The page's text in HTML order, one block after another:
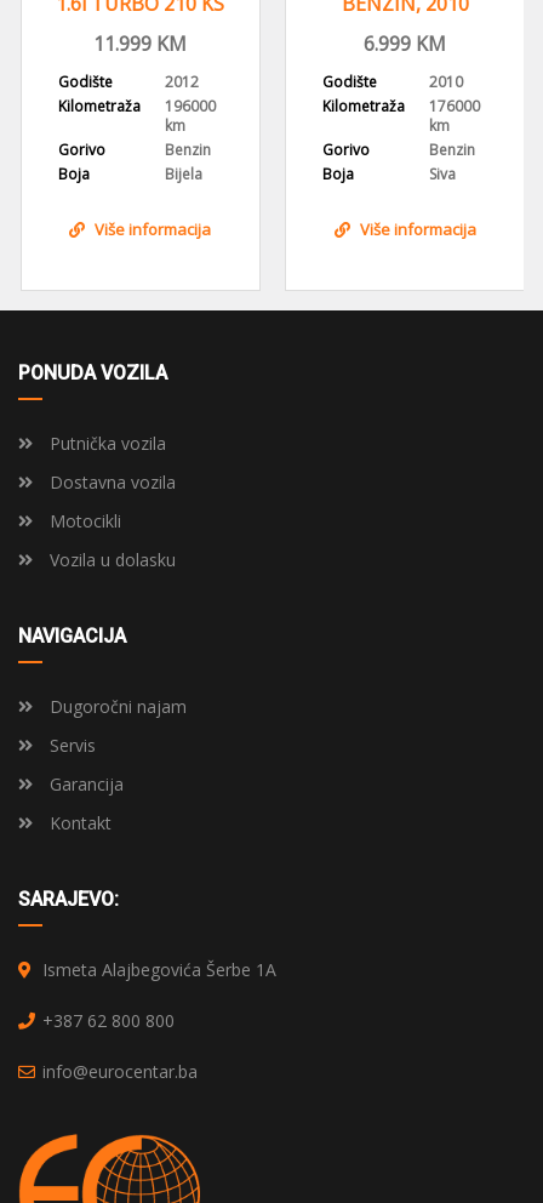
,2012 GOD, ALU
11.999 KM
Godište
2012
Kilometraža
196000
km
Gorivo
Benzin
Boja
Bijela
Više informacija
GODINA, ALU FELGE,
6.999 KM
Godište
2010
Kilometraža
176000
km
Gorivo
Benzin
Boja
Siva
Više informacija
PONUDA VOZILA
Putnička vozila
Dostavna vozila
Motocikli
Vozila u dolasku
NAVIGACIJA
Dugoročni najam
Servis
Garancija
Kontakt
SARAJEVO:
Ismeta Alajbegovića Šerbe 1A
+387 62 800 800
info@eurocentar.ba